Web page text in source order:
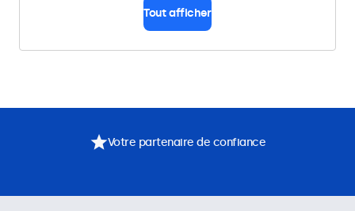
Tout afficher
Votre partenaire de confiance